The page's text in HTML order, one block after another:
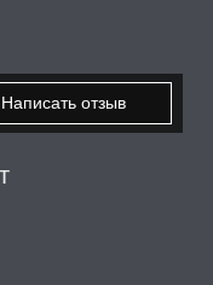
Написать отзыв